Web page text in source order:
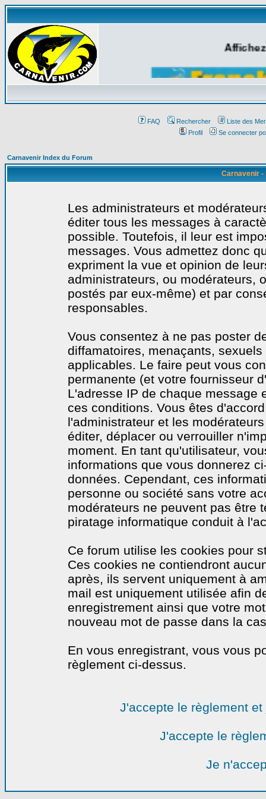
FAQ Rechercher
Liste des
Profil
Se connecter
Carnavenir Index du Forum
Carnavenir -
Les administrateurs et
éditer tous les messages à
possible. Toutefois, il leur est
messages. Vous admettez donc
expriment la vue et opinion de
administrateurs, ou modérateurs,
postés par eux-même) et par
responsables.
Vous consentez à ne pas poster
diffamatoires, menaçants,
applicables. Le faire peut vous
permanente (et votre fournisseur
L'adresse IP de chaque message
ces conditions. Vous êtes
l'administrateur et les
éditer, déplacer ou verrouiller
moment. En tant qu'utilisateur,
informations que vous donnerez
données. Cependant, ces
personne ou société sans votre
modérateurs ne peuvent pas être
piratage informatique conduit à
Ce forum utilise les cookies pour
Ces cookies ne contiendront
après, ils servent uniquement à
mail est uniquement utilisée afin
enregistrement ainsi que votre
nouveau mot de passe dans la
En vous enregistrant, vous vous
règlement ci-dessus.
J'accepte le règlement
J'accepte le
Je